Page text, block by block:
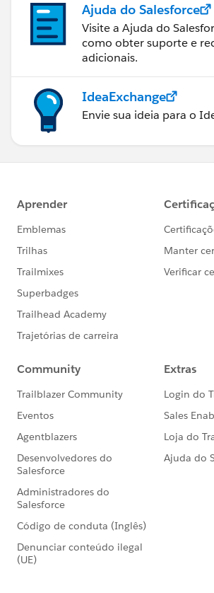
Ajuda do Salesforce
Visite a Ajuda do
como obter suporte e
adicionais.
IdeaExchange
Envie sua ideia para o